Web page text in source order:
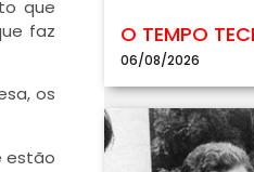
que
faz
os
estão
O TEMPO
06/08/2026